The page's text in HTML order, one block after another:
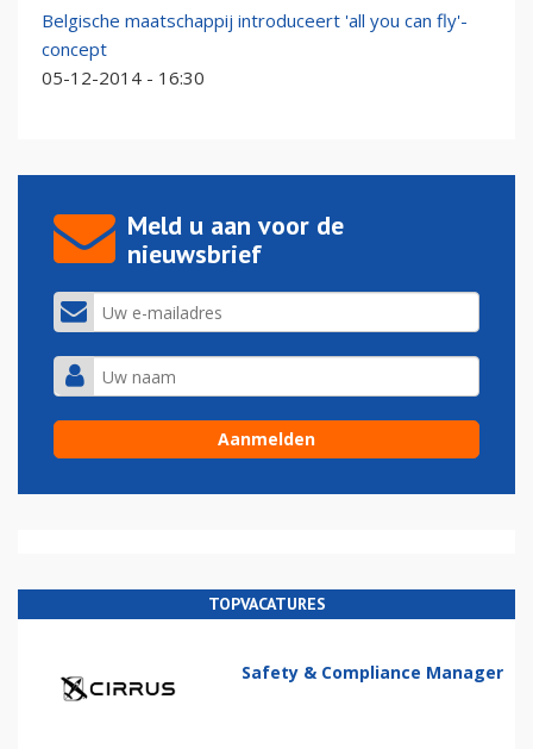
Belgische maatschappij introduceert 'all you can fly'-
concept
05-12-2014 - 16:30
Meld u aan voor de
nieuwsbrief
TOPVACATURES
Safety & Compliance Manager